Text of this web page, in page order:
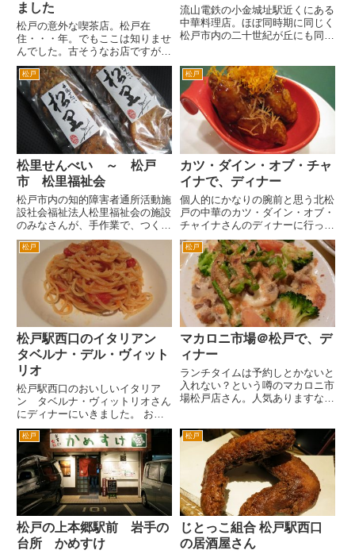
ました
松戸の意外な喫茶店。松戸在
住・・・年。でもここは知りませ
んでした。古そうなお店ですが、
ノーマークでした。 なにで知
ったかというと、テレビ東京の
「モヤモヤさまぁ～ず2」で、さ
まーずが訪問しているのを見て。
松戸駅西口から徒歩２分ぐらいで
しょ...
流山電鉄の小金城址駅近くにある
中華料理店。ほぼ同時期に同じく
松戸市内の二十世紀が丘にも同名
す。 場所は、国道６号の根木内
交差点を北小金駅方面へ。二つめ
の信号（小金交番と農協がある交
差...
松戸
松里せんべい ～ 松戸
市 松里福祉会
松戸市内の知的障害者通所活動施
設社会福祉法人松里福祉会の施設
のみなさんが、手作業で、つくっ
たおせんべい「松里」です。焼い
たり、袋詰めをされた手作りせん
べいです。 おせんべいは、しょ
うゆ、青ノリ、唐辛子、ゴマがあ
り、いずれも350円です。草加...
松戸
カツ・ダイン・オブ・チャ
イナで、ディナー
個人的にかなりの腕前と思う北松
戸の中華のカツ・ダイン・オブ・
チャイナさんのディナーに行って
まいりました。 入店したとき
に、先にグループのみなさんが、
食べてらしゃったので、ちょっと
ゆっくり目にお料理が出てきまし
た。 毎度思うのですが、本当に
面...
松戸
松戸駅西口のイタリアン
タベルナ・デル・ヴィット
リオ
松戸駅西口のおいしいイタリア
ン タベルナ・ヴィットリオさん
にディナーにいきました。 お勧
めは、こちら。 ハートランドと
アルコールフリー。ハートランド
は、瓶だったか。生が、すきなん
だが。 生野菜いっぱい健康サラ
ダ。 カジキマグロのカルパッチ
ョ...
松戸
マカロニ市場＠松戸で、デ
ィナー
ランチタイムは予約しとかないと
入れない？という噂のマカロニ市
場松戸店さん。人気ありますな
リーが、あった。サンマルク同様
売店があり、パンだけを買うこと
もできる。焼き立てかな。 サラ
松戸
松戸の上本郷駅前 岩手の
台所 かめすけ
松戸
じとっこ組合 松戸駅西口
の居酒屋さん